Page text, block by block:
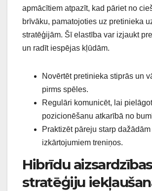
apmācītiem atpazīt, kad pāriet no
brīvāku, pamatojoties uz pretinieka
stratēģijām. Šī elastība var izjaukt
un radīt iespējas kļūdām.
Novērtēt pretinieka stiprās un
pirms spēles.
Regulāri komunicēt, lai
pozicionēšanu atkarībā no
Praktizēt pāreju starp
izkārtojumiem treniņos.
Hibrīdu
stratēģiju